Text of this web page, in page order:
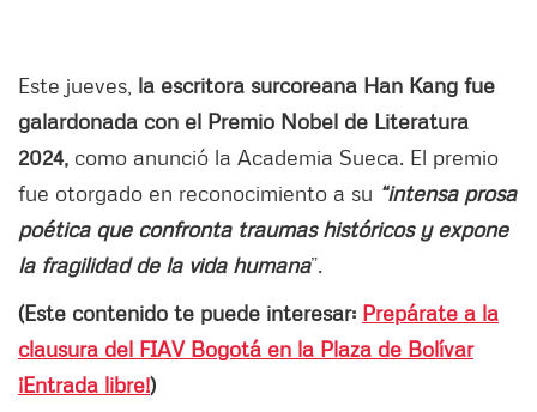
Este jueves, la escritora surcoreana Han Kang fue
galardonada con el Premio Nobel de Literatura
2024, como anunció la Academia Sueca. El premio
fue otorgado en reconocimiento a su “intensa prosa
poética que confronta traumas históricos y expone
la fragilidad de la vida humana”.
(Este contenido te puede interesar: Prepárate a la
clausura del FIAV Bogotá en la Plaza de Bolívar
¡Entrada libre!)